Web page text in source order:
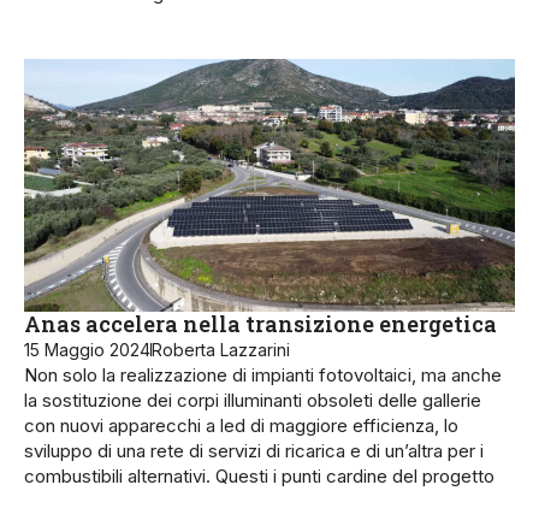
Anas accelera nella transizione energetica
15 Maggio 2024Roberta Lazzarini
Non solo la realizzazione di impianti fotovoltaici, ma anche
la sostituzione dei corpi illuminanti obsoleti delle gallerie
con nuovi apparecchi a led di maggiore efficienza, lo
sviluppo di una rete di servizi di ricarica e di un’altra per i
combustibili alternativi. Questi i punti cardine del progetto